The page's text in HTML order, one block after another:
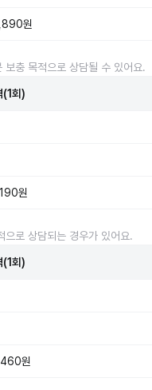
원
충 목적으로 상담될 수 있어요.
(1회)
원
으로 상담되는 경우가 있어요.
(1회)
원